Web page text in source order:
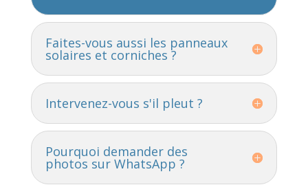
Faites-vous aussi les panneaux
solaires et corniches ?
Intervenez-vous s'il pleut ?
Pourquoi demander des
photos sur WhatsApp ?